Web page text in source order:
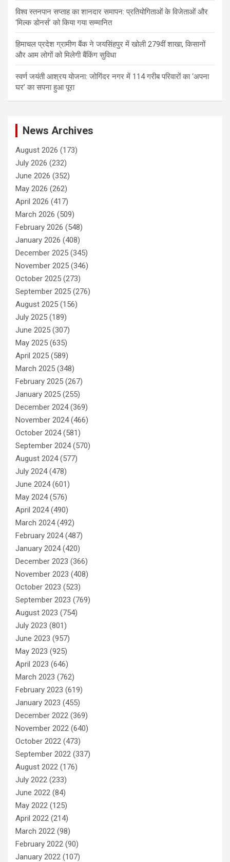
विश्व स्तनपान सप्ताह का शानदार समापन: प्रतियोगिताओं के विजेताओं और
‘मिल्क डोनर्स’ को किया गया सम्मानित
हिमाचल प्रदेश ग्रामीण बैंक ने जयसिंहपुर में खोली 279वीं शाखा, किसानों
और आम लोगों को मिलेगी बैंकिंग सुविधा
स्वर्ण जयंती आश्रय योजना: जोगिंदर नगर में 114 गरीब परिवारों का ‘अपना
घर’ का सपना हुआ पूरा
News Archives
August 2026 (173)
July 2026 (232)
June 2026 (352)
May 2026 (262)
April 2026 (417)
March 2026 (509)
February 2026 (548)
January 2026 (408)
December 2025 (345)
November 2025 (346)
October 2025 (273)
September 2025 (276)
August 2025 (156)
July 2025 (189)
June 2025 (307)
May 2025 (635)
April 2025 (589)
March 2025 (348)
February 2025 (267)
January 2025 (255)
December 2024(369)
November 2024(466)
October 2024(581)
September 2024(570)
August 2024(577)
July 2024(478)
June 2024(601)
May 2024(576)
April 2024(490)
March 2024(492)
February 2024(487)
January 2024(420)
December 2023 (366)
November 2023 (408)
October 2023 (523)
September 2023 (769)
August 2023 (754)
July 2023 (801)
June 2023 (957)
May 2023 (925)
April 2023 (646)
March 2023 (762)
February 2023 (619)
January 2023 (455)
December 2022 (369)
November 2022 (640)
October 2022 (473)
September 2022 (337)
August 2022 (176)
July 2022 (233)
June 2022 (84)
May 2022 (125)
April 2022 (214)
March 2022 (98)
February 2022 (90)
January 2022 (107)